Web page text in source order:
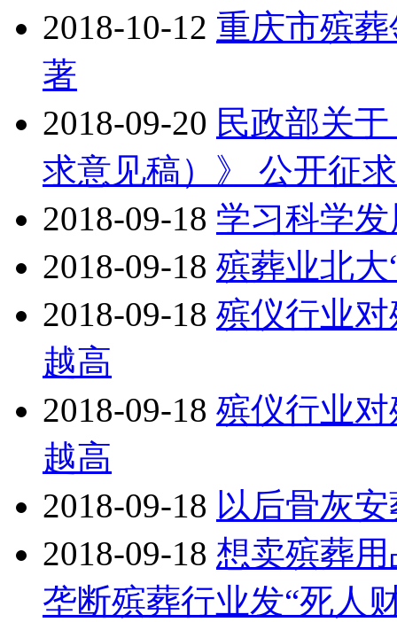
2018-10-12 重庆市殡
著
2018-09-20 民政部关
求意见稿）》 公开征
2018-09-18 学习科学
2018-09-18 殡葬业北大
2018-09-18 殡仪行业
越高
2018-09-18 殡仪行业
越高
2018-09-18 以后骨灰
2018-09-18 想卖殡葬
垄断殡葬行业发“死人